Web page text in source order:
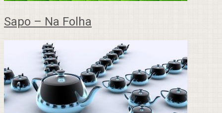
Sapo – Na Folha